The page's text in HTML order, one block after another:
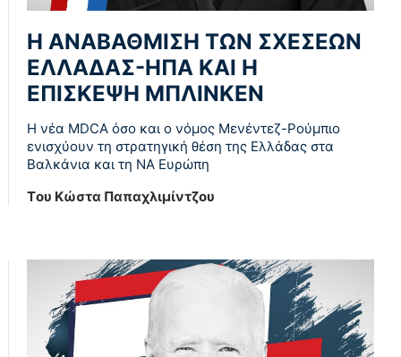
Η ΑΝΑΒΑΘΜΙΣΗ ΤΩΝ ΣΧΕΣΕΩΝ
ΕΛΛΑΔΑΣ-ΗΠΑ ΚΑΙ Η
ΕΠΙΣΚΕΨΗ ΜΠΛΙΝΚΕΝ
Η νέα MDCA όσο και ο νόμος Μενέντεζ-Ρούμπιο
ενισχύουν τη στρατηγική θέση της Ελλάδας στα
Βαλκάνια και τη ΝΑ Ευρώπη
Tου Κώστα Παπαχλιμίντζου